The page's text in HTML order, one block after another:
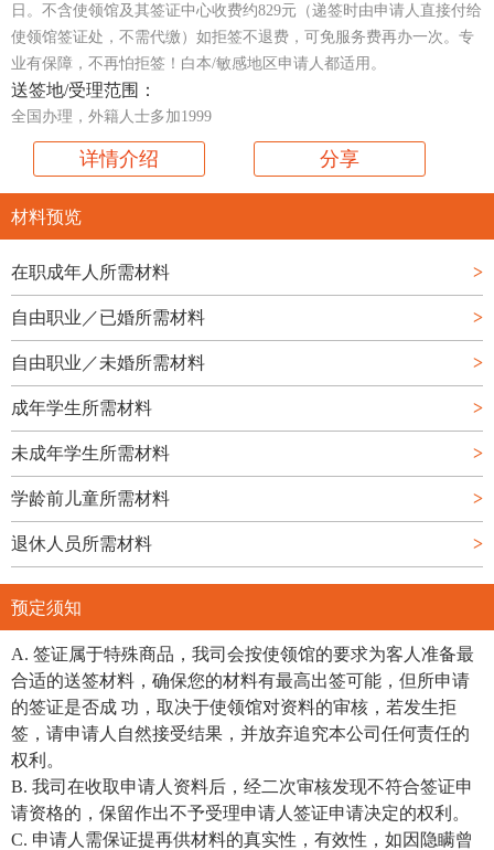
日。不含使领馆及其签证中心收费约829元（递签时由申请人直接付给
使领馆签证处，不需代缴）如拒签不退费，可免服务费再办一次。专
业有保障，不再怕拒签！白本/敏感地区申请人都适用。
送签地/受理范围：
全国办理，外籍人士多加1999
详情介绍 分享
材料预览
在职成年人所需材料 >
自由职业／已婚所需材料 >
自由职业／未婚所需材料 >
成年学生所需材料 >
未成年学生所需材料 >
学龄前儿童所需材料 >
退休人员所需材料 >
预定须知
A. 签证属于特殊商品，我司会按使领馆的要求为客人准备最
合适的送签材料，确保您的材料有最高出签可能，但所申请
的签证是否成 功，取决于使领馆对资料的审核，若发生拒
签，请申请人自然接受结果，并放弃追究本公司任何责任的
权利。
B. 我司在收取申请人资料后，经二次审核发现不符合签证申
请资格的，保留作出不予受理申请人签证申请决定的权利。
C. 申请人需保证提再供材料的真实性，有效性，如因隐瞒曾